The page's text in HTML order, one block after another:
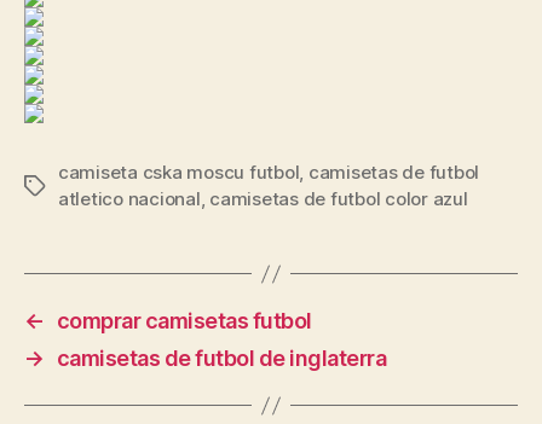
Etiquetas
camiseta cska moscu futbol, camisetas de futbol
atletico nacional, camisetas de futbol color azul
←
comprar camisetas futbol
→
camisetas de futbol de inglaterra